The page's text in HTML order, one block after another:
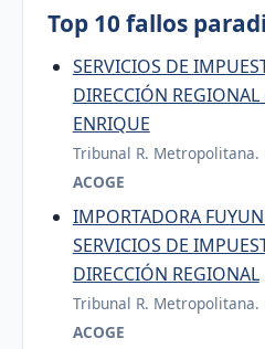
Top 10 fallos
SERVICIOS DE
DIRECCIÓN
ENRIQUE
Tribunal R. Metropolitana.
ACOGE
IMPORTADORA
SERVICIOS DE
DIRECCIÓN REGIONAL
Tribunal R. Metropolitana.
ACOGE